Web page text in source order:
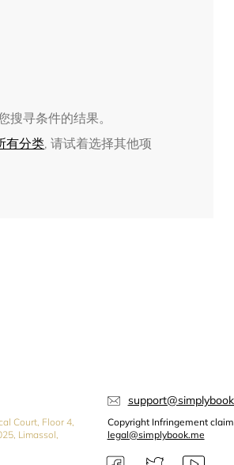
搜寻条件的结果。
有分类, 请试着选择其他项
Court, Floor 4,
Limassol,
Copyright Infringement
legal@simplybook.me